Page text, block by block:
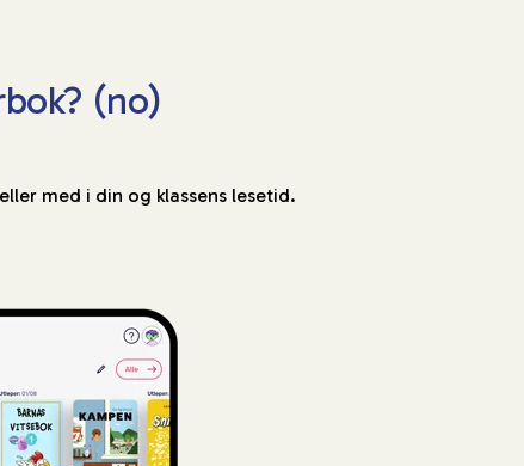
(no)
med i din og klassens lesetid.